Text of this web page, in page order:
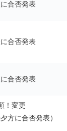
合否発表
合否発表
合否発表
！変更
夕方に合否発表）